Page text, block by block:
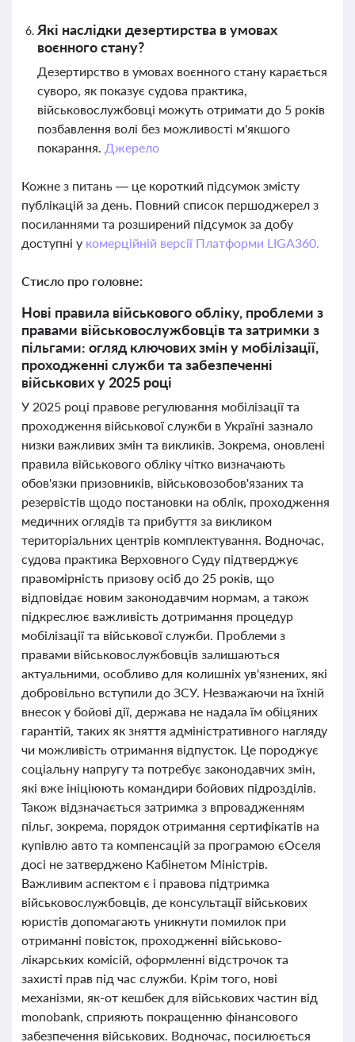
Які наслідки дезертирства в умовах
воєнного стану?
Дезертирство в умовах воєнного стану карається
суворо, як показує судова практика,
військовослужбовці можуть отримати до 5 років
позбавлення волі без можливості м'якшого
покарання. Джерело
Кожне з питань — це короткий підсумок змісту
публікацій за день. Повний список першоджерел з
посиланнями та розширений підсумок за добу
доступні у комерційній версії Платформи LIGA360.
Стисло про головне:
Нові правила військового обліку, проблеми з
правами військовослужбовців та затримки з
пільгами: огляд ключових змін у мобілізації,
проходженні служби та забезпеченні
військових у 2025 році
У 2025 році правове регулювання мобілізації та
проходження військової служби в Україні зазнало
низки важливих змін та викликів. Зокрема, оновлені
правила військового обліку чітко визначають
обов'язки призовників, військовозобов'язаних та
резервістів щодо постановки на облік, проходження
медичних оглядів та прибуття за викликом
територіальних центрів комплектування. Водночас,
судова практика Верховного Суду підтверджує
правомірність призову осіб до 25 років, що
відповідає новим законодавчим нормам, а також
підкреслює важливість дотримання процедур
мобілізації та військової служби. Проблеми з
правами військовослужбовців залишаються
актуальними, особливо для колишніх ув'язнених, які
добровільно вступили до ЗСУ. Незважаючи на їхній
внесок у бойові дії, держава не надала їм обіцяних
гарантій, таких як зняття адміністративного нагляду
чи можливість отримання відпусток. Це породжує
соціальну напругу та потребує законодавчих змін,
які вже ініціюють командири бойових підрозділів.
Також відзначається затримка з впровадженням
пільг, зокрема, порядок отримання сертифікатів на
купівлю авто та компенсацій за програмою єОселя
досі не затверджено Кабінетом Міністрів.
Важливим аспектом є і правова підтримка
військовослужбовців, де консультації військових
юристів допомагають уникнути помилок при
отриманні повісток, проходженні військово-
лікарських комісій, оформленні відстрочок та
захисті прав під час служби. Крім того, нові
механізми, як-от кешбек для військових частин від
monobank, сприяють покращенню фінансового
забезпечення військових. Водночас, посилюється